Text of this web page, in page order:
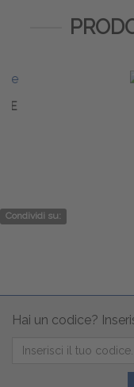
Condividi su:
Hai un codice?